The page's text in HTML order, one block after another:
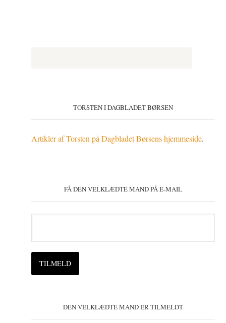
TORSTEN I DAGBLADET BØRSEN
Artikler af Torsten på Dagbladet Børsens hjemmeside.
FÅ DEN VELKLÆDTE MAND PÅ E-MAIL
DEN VELKLÆDTE MAND ER TILMELDT